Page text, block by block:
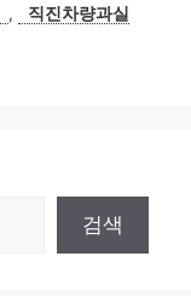
,
직진차량과실
검색